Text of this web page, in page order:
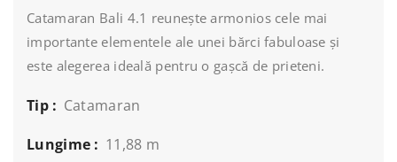
Catamaran Bali 4.1 reunește armonios cele mai
importante elementele ale unei bărci fabuloase și
este alegerea ideală pentru o gașcă de prieteni.
Tip : Catamaran
Lungime : 11,88 m